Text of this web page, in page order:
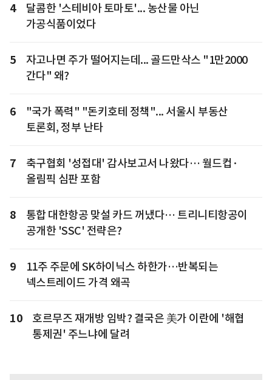
4
달콤한 '스테비아 토마토'... 농산물 아닌
가공식품이었다
5
자고나면 주가 떨어지는데... 골드만삭스 "1만2000
간다" 왜?
6
"국가 폭력" "돈키호테 정책"... 서울시 부동산
토론회, 정부 난타
7
축구협회 '성접대' 감사보고서 나왔다… 월드컵·
올림픽 심판 포함
8
통합 대한항공 맞설 카드 꺼냈다… 트리니티항공이
공개한 'SSC' 전략은?
9
11주 주문에 SK하이닉스 하한가…반복되는
넥스트레이드 가격 왜곡
10
호르무즈 재개방 임박? 결국은 美가 이란에 '해협
통제권' 주느냐에 달려